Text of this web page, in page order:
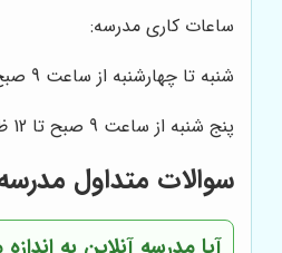
ساعات کاری مدرسه:
شنبه تا چهارشنبه از ساعت 9 صبح تا 4 بعدازظهر
پنج شنبه از ساعت 9 صبح تا 12 ظهر
سوالات متداول